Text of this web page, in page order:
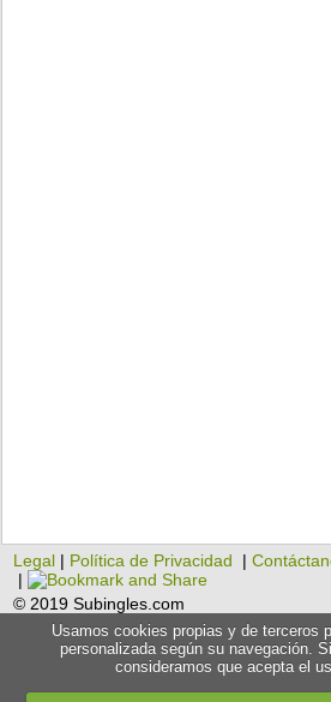
Legal | Política de Privacidad |
|
© 2019 Subingles.com
Usamos cookies propias y de terceros
personalizada según su navegación.
consideramos que acepta el